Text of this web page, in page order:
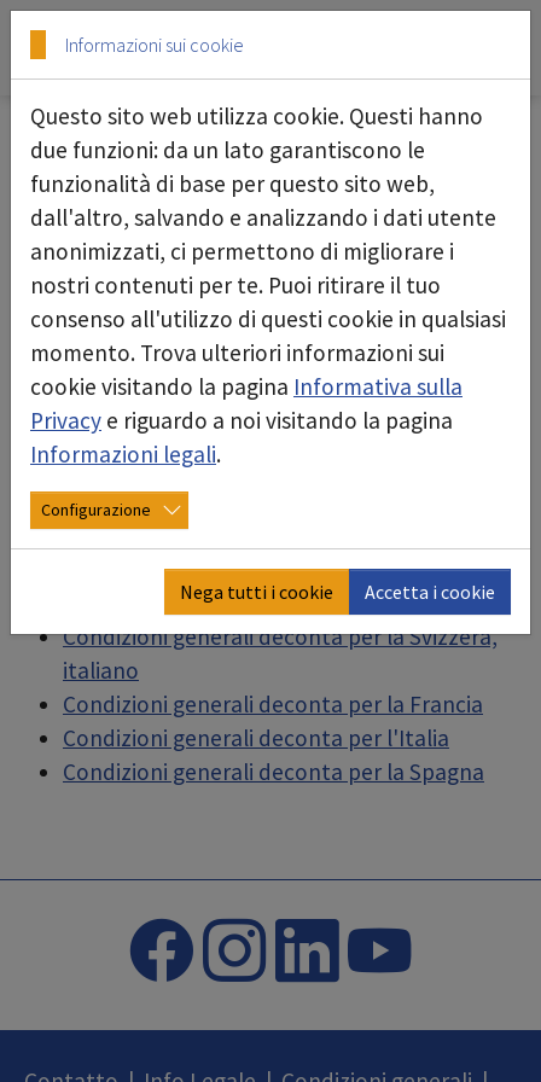
Skip to main content
Skip to page footer
Condizioni generali
Deconta è rappresentata in molti paesi in tutto il
mondo. Soprattutto per quanto riguarda le
condizioni locali, abbiamo adattato termini e
condizioni in modo diverso per alcuni paesi.
Li abbiamo elencati qui per te:
Condizioni generali per la Germania
Condizioni generali deconta per la Svizzera,
tedesco
Condizioni generali deconta per la Svizzera,
Condizioni generali deconta per la Svizzera,
italiano
Condizioni generali deconta per la Francia
Condizioni generali deconta per l'Italia
Condizioni generali deconta per la Spagna
Informazioni sui cookie
Questo sito web utilizza cookie. Questi hanno
due funzioni: da un lato garantiscono le
funzionalità di base per questo sito web,
dall'altro, salvando e analizzando i dati utente
anonimizzati, ci permettono di migliorare i
nostri contenuti per te. Puoi ritirare il tuo
consenso all'utilizzo di questi cookie in qualsiasi
momento. Trova ulteriori informazioni sui
cookie visitando la pagina Informativa sulla
Privacy e riguardo a noi visitando la pagina
Informazioni legali.
Configurazione
Nega tutti i cookie Accetta i cookie